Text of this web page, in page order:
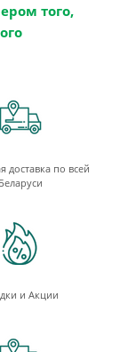
того,
доставка по всей
Беларуси
и Акции